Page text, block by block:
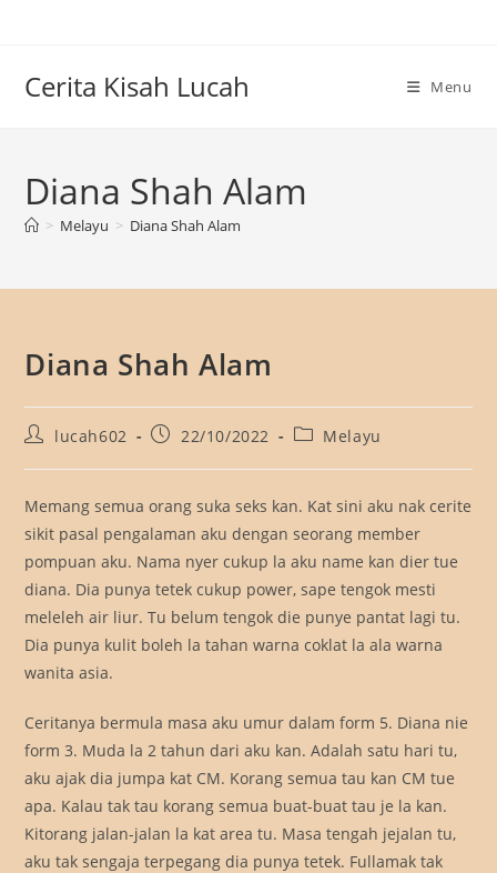
Cerita Kisah Lucah Menu
Diana Shah Alam
> Melayu > Diana Shah Alam
Diana Shah Alam
Postlucah602
Post22/10/2022
PostMelayu
Memang semua orang suka seks kan. Kat sini aku nak cerite
sikit pasal pengalaman aku dengan seorang member
pompuan aku. Nama nyer cukup la aku name kan dier tue
diana. Dia punya tetek cukup power, sape tengok mesti
meleleh air liur. Tu belum tengok die punye pantat lagi tu.
Dia punya kulit boleh la tahan warna coklat la ala warna
wanita asia.
Ceritanya bermula masa aku umur dalam form 5. Diana nie
form 3. Muda la 2 tahun dari aku kan. Adalah satu hari tu,
aku ajak dia jumpa kat CM. Korang semua tau kan CM tue
apa. Kalau tak tau korang semua buat-buat tau je la kan.
Kitorang jalan-jalan la kat area tu. Masa tengah jejalan tu,
aku tak sengaja terpegang dia punya tetek. Fullamak tak